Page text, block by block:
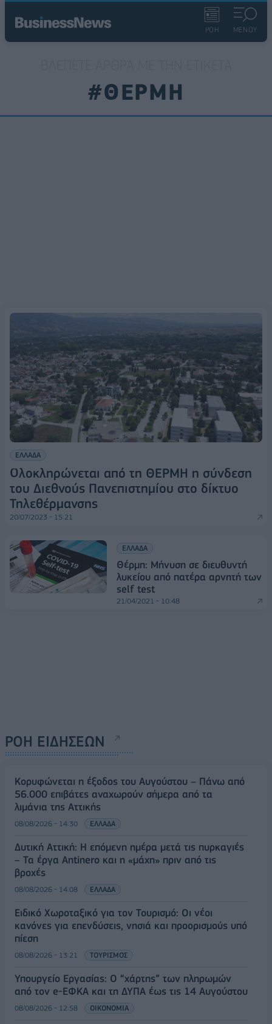
ΡΟΗ ΜΕΝΟΥ
#ΘΕΡΜΗ
ΕΛΛΑΔΑ
Ολοκληρώνεται από τη ΘΕΡΜΗ η σύνδεση
του Διεθνούς Πανεπιστημίου στο δίκτυο
Τηλεθέρμανσης
20/07/2023 - 15:21
ΕΛΛΑΔΑ
Θέρμη: Μήνυση σε διευθυντή
λυκείου από πατέρα αρνητή των
self test
21/04/2021 - 10:48
ΡΟΗ ΕΙΔΗΣΕΩΝ
Κορυφώνεται η έξοδος του Αυγούστου – Πάνω από
56.000 επιβάτες αναχωρούν σήμερα από τα
λιμάνια της Αττικής
08/08/2026 - 14:30 ΕΛΛΑΔΑ
Δυτική Αττική: Η επόμενη ημέρα μετά τις πυρκαγιές
– Τα έργα Antinero και η «μάχη» πριν από τις
βροχές
08/08/2026 - 14:08 ΕΛΛΑΔΑ
Ειδικό Χωροταξικό για τον Τουρισμό: Οι νέοι
κανόνες για επενδύσεις, νησιά και προορισμούς υπό
πίεση
08/08/2026 - 13:21 ΤΟΥΡΙΣΜΟΣ
Υπουργείο Εργασίας: Ο “χάρτης” των πληρωμών
από τον e-ΕΦΚΑ και τη ΔΥΠΑ έως τις 14 Αυγούστου
08/08/2026 - 12:58 ΟΙΚΟΝΟΜΙΑ